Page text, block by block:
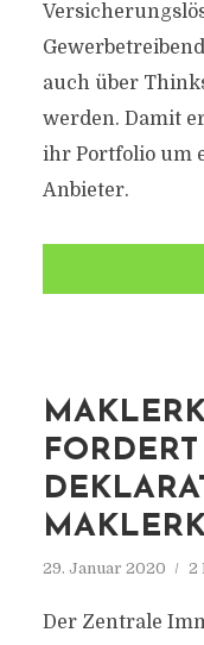
auch über
werden. Damit
ihr Portfolio um
Anbieter.
FORDERT
29. Januar 2020 2
Der Zentrale